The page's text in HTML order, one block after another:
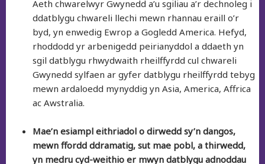
Aeth chwarelwyr Gwynedd a’u sgiliau a’r dechnoleg i
ddatblygu chwareli llechi mewn rhannau eraill o’r
byd, yn enwedig Ewrop a Gogledd America. Hefyd,
rhoddodd yr arbenigedd peirianyddol a ddaeth yn
sgil datblygu rhwydwaith rheilffyrdd cul chwareli
Gwynedd sylfaen ar gyfer datblygu rheilffyrdd tebyg
mewn ardaloedd mynyddig yn Asia, America, Affrica
ac Awstralia.
Mae’n esiampl eithriadol o dirwedd sy’n dangos,
mewn ffordd ddramatig, sut mae pobl, a thirwedd,
yn medru cyd-weithio er mwyn datblygu adnoddau